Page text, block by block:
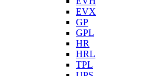
EVX
GP
GPL
HR
HRL
TPL